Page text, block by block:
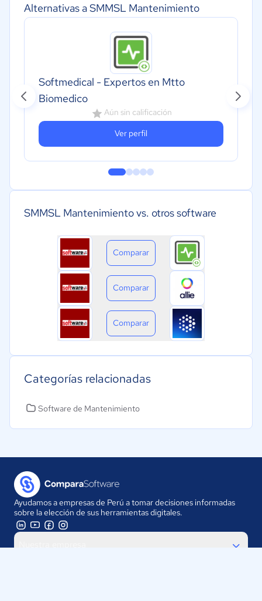
Alternativas a SMMSL Mantenimiento
Softmedical - Expertos en Mtto
Biomedico
Aún sin calificación
Ver perfil
SMMSL Mantenimiento vs. otros software
Comparar
Comparar
Comparar
Categorías relacionadas
Software de Mantenimiento
Ayudamos a empresas de Perú a tomar decisiones informadas
sobre la elección de sus herramientas digitales.